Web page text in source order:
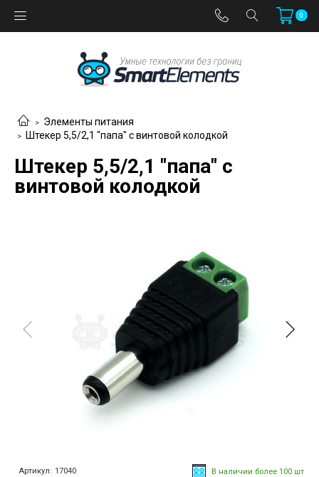
0
Элементы питания
Штекер 5,5/2,1 "папа" с винтовой колодкой
Штекер 5,5/2,1 "папа" с
винтовой колодкой
Артикул: 17040 В наличии более 100 шт